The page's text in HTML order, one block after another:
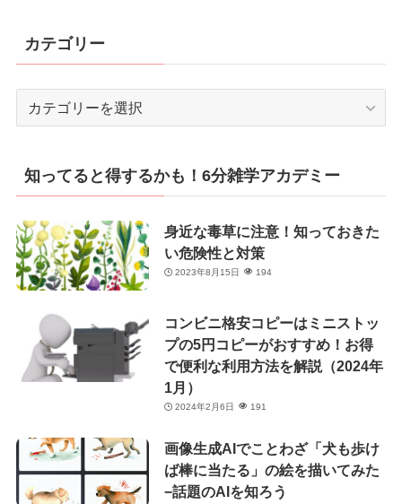
カテゴリー
リ
ー
知ってると得するかも！6分雑学アカデミー
身近な毒草に注意！知っておきた
い危険性と対策
2023年8月15日 194
コンビニ格安コピーはミニストッ
プの5円コピーがおすすめ！お得
で便利な利用方法を解説（2024年
1月）
2024年2月6日 191
画像生成AIでことわざ「犬も歩け
ば棒に当たる」の絵を描いてみた
−話題のAIを知ろう